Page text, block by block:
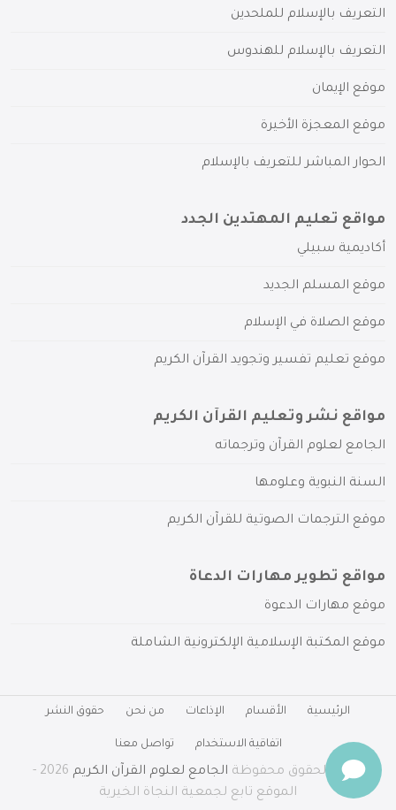
التعريف بالإسلام للملحدين
التعريف بالإسلام للهندوس
موقع الإيمان
موقع المعجزة الأخيرة
الحوار المباشر للتعريف بالإسلام
مواقع تعليم المهتدين الجدد
أكاديمية سبيلي
موقع المسلم الجديد
موقع الصلاة في الإسلام
موقع تعليم تفسير وتجويد القرآن الكريم
مواقع نشر وتعليم القرآن الكريم
الجامع لعلوم القرآن وترجماته
السنة النبوية وعلومها
موقع الترجمات الصوتية للقرآن الكريم
مواقع تطوير مهارات الدعاة
موقع مهارات الدعوة
موقع المكتبة الإسلامية الإلكترونية الشاملة
الرئيسية الأقسام الإذاعات من نحن حقوق النشر
اتفاقية الاستخدام تواصل معنا
جميع الحقوق محفوظة الجامع لعلوم القرآن الكريم
2026 -
الموقع تابع لجمعية النجاة الخيرية